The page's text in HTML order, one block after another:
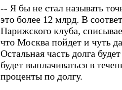
-- Я бы не стал называть
это более 12 млрд. В
Парижского клуба,
что Москва пойдет и чуть
Остальная часть долга
будет выплачиваться в
проценты по долгу.